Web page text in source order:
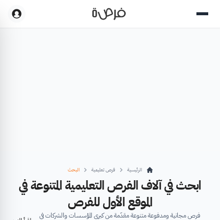
الرئيسية فرص تعليمية البحث
ابحث في آلاف الفرص التعليمية المتنوعة في
الموقع الأول للفرص
فرص مجانية ومدفوعة متنوعة مقدّمة من كبرى المؤسسات والشركات في